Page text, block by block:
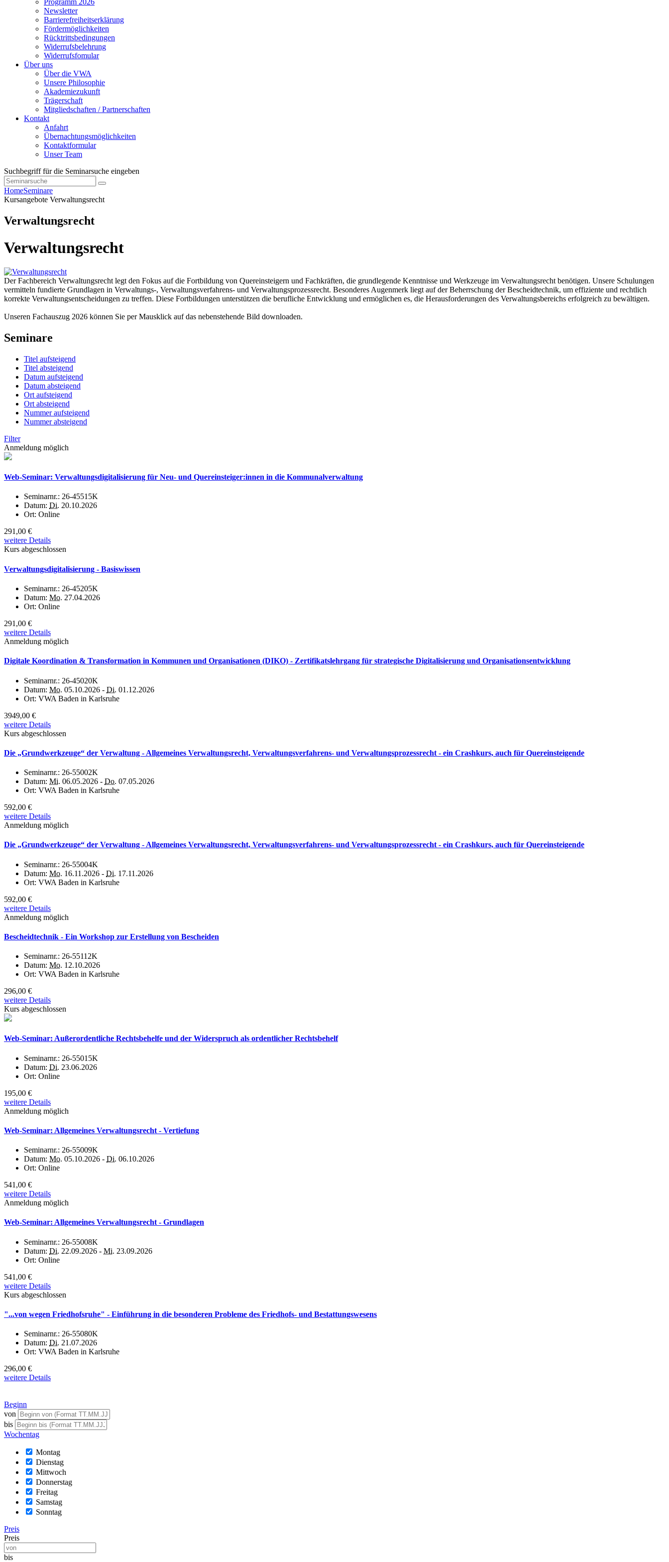
Programm 2026
Newsletter
Barrierefreiheitserklärung
Fördermöglichkeiten
Rücktrittsbedingungen
Widerrufsbelehrung
Widerrufsfomular
Über uns
Über die VWA
Unsere Philosophie
Akademiezukunft
Trägerschaft
Mitgliedschaften / Partnerschaften
Kontakt
Anfahrt
Übernachtungsmöglichkeiten
Kontaktformular
Unser Team
Suchbegriff für die Seminarsuche eingeben
HomeSeminare
Kursangebote Verwaltungsrecht
Verwaltungsrecht
Verwaltungsrecht
Der Fachbereich Verwaltungsrecht legt den Fokus auf die Fortbildung von Quereinsteigern und Fachkräften, die grundlegende Kenntnisse und Werkzeuge im Verwaltungsrecht benötigen. Unsere Schulungen
vermitteln fundierte Grundlagen in Verwaltungs-, Verwaltungsverfahrens- und Verwaltungsprozessrecht. Besonderes Augenmerk liegt auf der Beherrschung der Bescheidtechnik, um effiziente und rechtlich
korrekte Verwaltungsentscheidungen zu treffen. Diese Fortbildungen unterstützen die berufliche Entwicklung und ermöglichen es, die Herausforderungen des Verwaltungsbereichs erfolgreich zu bewältigen.
Unseren Fachauszug 2026 können Sie per Mausklick auf das nebenstehende Bild downloaden.
Seminare
Titel aufsteigend
Titel absteigend
Datum aufsteigend
Datum absteigend
Ort aufsteigend
Ort absteigend
Nummer aufsteigend
Nummer absteigend
Filter
Anmeldung möglich
Web-Seminar: Verwaltungsdigitalisierung für Neu- und Quereinsteiger:innen in die Kommunalverwaltung
Seminarnr.: 26-45515K
Datum: Di. 20.10.2026
Ort: Online
291,00 €
weitere Details
Kurs abgeschlossen
Verwaltungsdigitalisierung - Basiswissen
Seminarnr.: 26-45205K
Datum: Mo. 27.04.2026
Ort: Online
291,00 €
weitere Details
Anmeldung möglich
Digitale Koordination & Transformation in Kommunen und Organisationen (DIKO) - Zertifikatslehrgang für strategische Digitalisierung und Organisationsentwicklung
Seminarnr.: 26-45020K
Datum: Mo. 05.10.2026 - Di. 01.12.2026
Ort: VWA Baden in Karlsruhe
3949,00 €
weitere Details
Kurs abgeschlossen
Die „Grundwerkzeuge“ der Verwaltung - Allgemeines Verwaltungsrecht, Verwaltungsverfahrens- und Verwaltungsprozessrecht - ein Crashkurs, auch für Quereinsteigende
Seminarnr.: 26-55002K
Datum: Mi. 06.05.2026 - Do. 07.05.2026
Ort: VWA Baden in Karlsruhe
592,00 €
weitere Details
Anmeldung möglich
Die „Grundwerkzeuge“ der Verwaltung - Allgemeines Verwaltungsrecht, Verwaltungsverfahrens- und Verwaltungsprozessrecht - ein Crashkurs, auch für Quereinsteigende
Seminarnr.: 26-55004K
Datum: Mo. 16.11.2026 - Di. 17.11.2026
Ort: VWA Baden in Karlsruhe
592,00 €
weitere Details
Anmeldung möglich
Bescheidtechnik - Ein Workshop zur Erstellung von Bescheiden
Seminarnr.: 26-55112K
Datum: Mo. 12.10.2026
Ort: VWA Baden in Karlsruhe
296,00 €
weitere Details
Kurs abgeschlossen
Web-Seminar: Außerordentliche Rechtsbehelfe und der Widerspruch als ordentlicher Rechtsbehelf
Seminarnr.: 26-55015K
Datum: Di. 23.06.2026
Ort: Online
195,00 €
weitere Details
Anmeldung möglich
Web-Seminar: Allgemeines Verwaltungsrecht - Vertiefung
Seminarnr.: 26-55009K
Datum: Mo. 05.10.2026 - Di. 06.10.2026
Ort: Online
541,00 €
weitere Details
Anmeldung möglich
Web-Seminar: Allgemeines Verwaltungsrecht - Grundlagen
Seminarnr.: 26-55008K
Datum: Di. 22.09.2026 - Mi. 23.09.2026
Ort: Online
541,00 €
weitere Details
Kurs abgeschlossen
"...von wegen Friedhofsruhe" - Einführung in die besonderen Probleme des Friedhofs- und Bestattungswesens
Seminarnr.: 26-55080K
Datum: Di. 21.07.2026
Ort: VWA Baden in Karlsruhe
296,00 €
weitere Details
Beginn
von
bis
Wochentag
Montag
Dienstag
Mittwoch
Donnerstag
Freitag
Samstag
Sonntag
Preis
Preis
bis